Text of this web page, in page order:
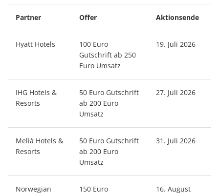
Partner Offer Aktionsende
Hyatt Hotels
100 Euro
Gutschrift ab 250
Euro Umsatz
19. Juli 2026
IHG Hotels &
Resorts
50 Euro Gutschrift
ab 200 Euro
Umsatz
27. Juli 2026
Melià Hotels &
Resorts
50 Euro Gutschrift
ab 200 Euro
Umsatz
31. Juli 2026
Norwegian
150 Euro
16. August